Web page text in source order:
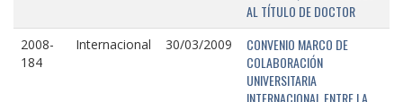
AL TÍTULO DE DOCTOR
2008-
184
Internacional 30/03/2009
CONVENIO MARCO DE
COLABORACIÓN
UNIVERSITARIA
INTERNACIONAL ENTRE LA